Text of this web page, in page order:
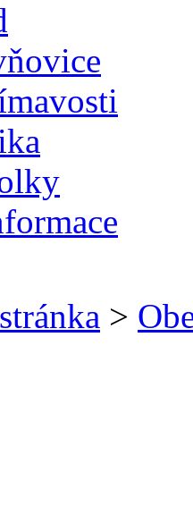
>